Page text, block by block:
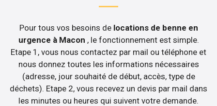
Pour tous vos besoins de locations de benne en
urgence à Macon , le fonctionnement est simple.
Etape 1, vous nous contactez par mail ou téléphone et
nous donnez toutes les informations nécessaires
(adresse, jour souhaité de début, accès, type de
déchets). Etape 2, vous recevez un devis par mail dans
les minutes ou heures qui suivent votre demande.